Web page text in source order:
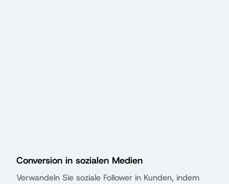
Conversion in sozialen Medien
Verwandeln Sie soziale Follower in Kunden, indem